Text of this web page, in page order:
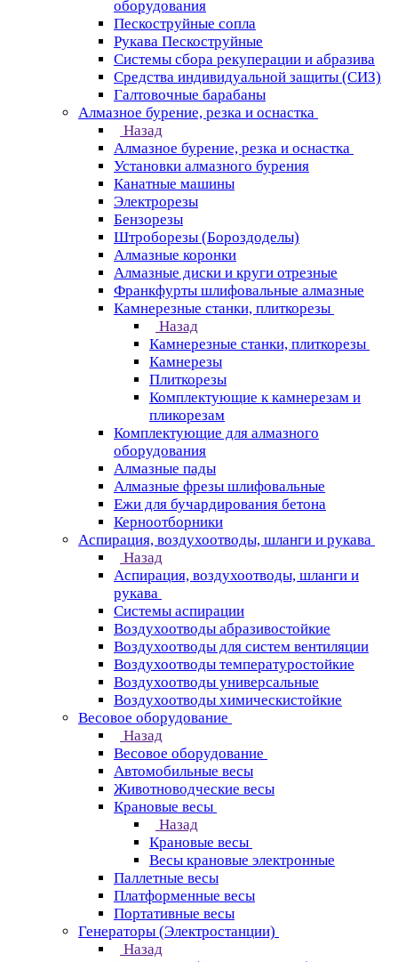
оборудования
Пескоструйные сопла
Рукава Пескоструйные
Системы сбора рекуперации и абразива
Средства индивидуальной защиты (СИЗ)
Галтовочные барабаны
Алмазное бурение, резка и оснастка
Назад
Алмазное бурение, резка и оснастка
Установки алмазного бурения
Канатные машины
Электрорезы
Бензорезы
Штроборезы (Бороздоделы)
Алмазные коронки
Алмазные диски и круги отрезные
Франкфурты шлифовальные алмазные
Камнерезные станки, плиткорезы
Назад
Камнерезные станки, плиткорезы
Камнерезы
Плиткорезы
Комплектующие к камнерезам и
пликорезам
Комплектующие для алмазного
оборудования
Алмазные пады
Алмазные фрезы шлифовальные
Ежи для бучардирования бетона
Керноотборники
Аспирация, воздухоотводы, шланги и рукава
Назад
Аспирация, воздухоотводы, шланги и
рукава
Системы аспирации
Воздухоотводы абразивостойкие
Воздухоотводы для систем вентиляции
Воздухоотводы температуростойкие
Воздухоотводы универсальные
Воздухоотводы химическистойкие
Весовое оборудование
Назад
Весовое оборудование
Автомобильные весы
Животноводческие весы
Крановые весы
Назад
Крановые весы
Весы крановые электронные
Паллетные весы
Платформенные весы
Портативные весы
Генераторы (Электростанции)
Назад